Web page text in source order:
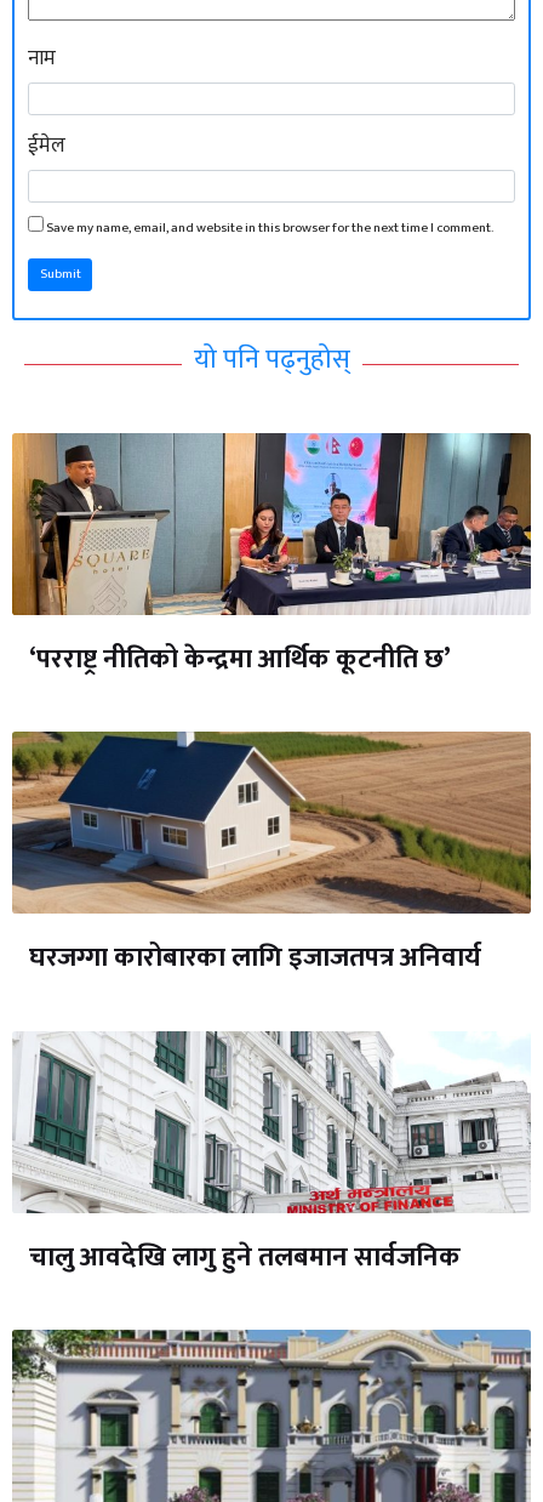
नाम
ईमेल
Save my name, email, and website in this browser for the next time I comment.
Submit
यो पनि पढ्नुहोस्
‘परराष्ट्र नीतिको केन्द्रमा आर्थिक कूटनीति छ’
घरजग्गा कारोबारका लागि इजाजतपत्र अनिवार्य
चालु आवदेखि लागु हुने तलबमान सार्वजनिक